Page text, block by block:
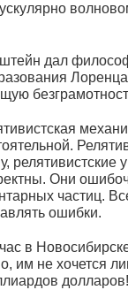
дал
релятивистские
Они
частиц.
ошибки.
в
им не хочется